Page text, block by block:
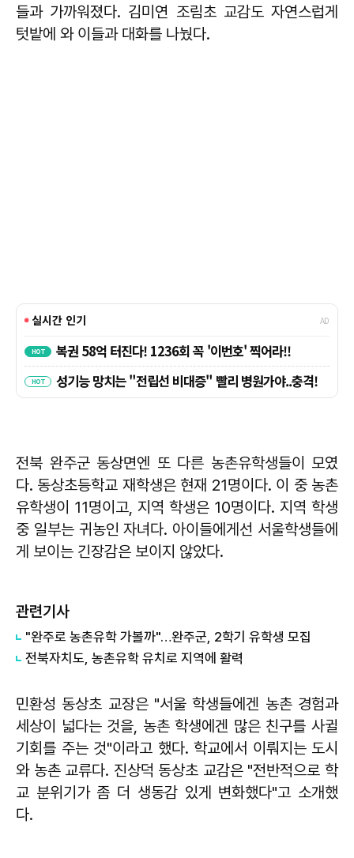
들과 가까워졌다. 김미연 조림초 교감도 자연스럽게
텃밭에 와 이들과 대화를 나눴다.
전북 완주군 동상면엔 또 다른 농촌유학생들이 모였
다. 동상초등학교 재학생은 현재 21명이다. 이 중 농촌
유학생이 11명이고, 지역 학생은 10명이다. 지역 학생
중 일부는 귀농인 자녀다. 아이들에게선 서울학생들에
게 보이는 긴장감은 보이지 않았다.
관련기사
"완주로 농촌유학 가볼까"…완주군, 2학기 유학생 모집
전북자치도, 농촌유학 유치로 지역에 활력
민환성 동상초 교장은 "서울 학생들에겐 농촌 경험과
세상이 넓다는 것을, 농촌 학생에겐 많은 친구를 사귈
기회를 주는 것"이라고 했다. 학교에서 이뤄지는 도시
와 농촌 교류다. 진상덕 동상초 교감은 "전반적으로 학
교 분위기가 좀 더 생동감 있게 변화했다"고 소개했
다.